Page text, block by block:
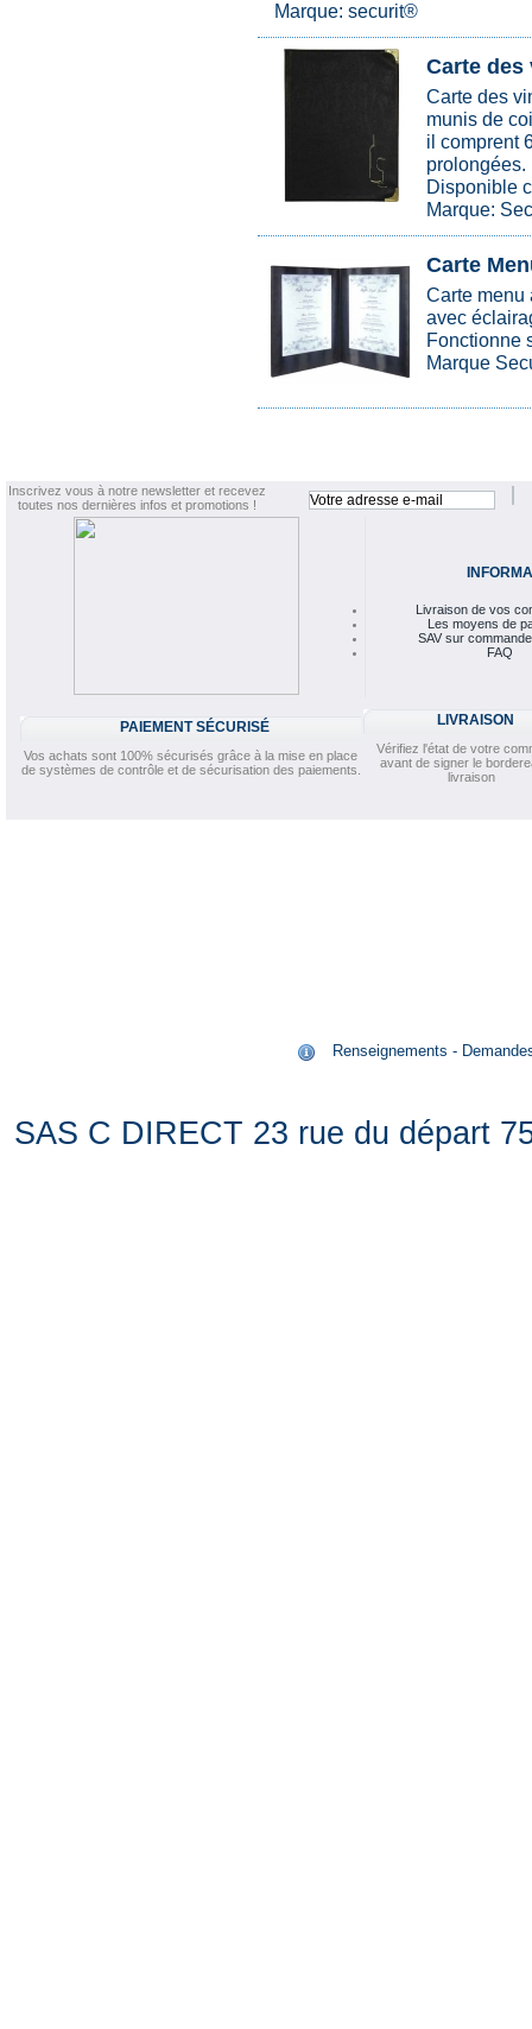
Marque: securit®
Carte des
Carte des
munis de
il comprent
prolongées.
Disponible
Marque:
Carte
Carte menu
avec
Fonctionne
Marque
Inscrivez vous à notre newsletter et recevez
toutes nos dernières infos et promotions !
Livraison de vos
Les moyens de
SAV sur
FAQ
PAIEMENT SÉCURISÉ
Vos achats sont 100% sécurisés grâce à la mise en place
de systèmes de contrôle et de sécurisation des paiements.
LIVRAISON
Vérifiez l'état de votre
avant de signer le
livraison
Renseignements -
SAS C DIRECT 23 rue du départ